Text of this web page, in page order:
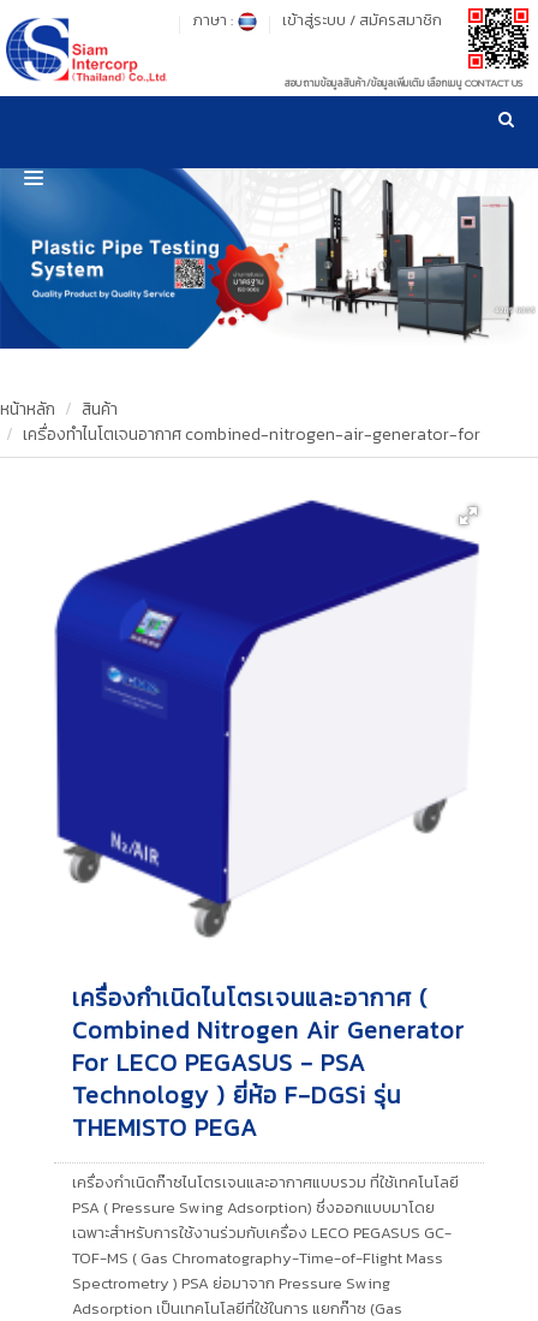
รู้ลึก รู้จริง เรื่องเครื่องมือทดสอบวัสดุ ! ยืน 1 เรื่องมาตรฐานการให้บริการ
เข้าสู่ระบบ / สมัครสมาชิก
ภาษา :
สอบถามข้อมูลสินค้า/ข้อมูลเพิ่มเติม เลือกเมนู CONTACT US
HOME
PRODUCT
OUR CLIENTS
OUR WORKS
CALIBRATION
หน้าหลัก
สินค้า
เครื่องทำไนโตเจนอากาศ combined-nitrogen-air-generator-for
เครื่องกำเนิดไนโตรเจนและอากาศ (
Combined Nitrogen Air Generator
For LECO PEGASUS - PSA
Technology ) ยี่ห้อ F-DGSi รุ่น
THEMISTO PEGA
เครื่องกำเนิดก๊าซไนโตรเจนและอากาศแบบรวม ที่ใช้เทคโนโลยี
PSA ( Pressure Swing Adsorption) ซึ่งออกแบบมาโดย
เฉพาะสำหรับการใช้งานร่วมกับเครื่อง LECO PEGASUS GC-
TOF-MS ( Gas Chromatography-Time-of-Flight Mass
Spectrometry ) PSA ย่อมาจาก Pressure Swing
Adsorption เป็นเทคโนโลยีที่ใช้ในการ แยกก๊าซ (Gas